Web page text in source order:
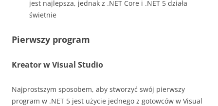
jest najlepsza, jednak z .NET Core i .NET 5 działa
świetnie
Pierwszy program
Kreator w Visual Studio
Najprostszym sposobem, aby stworzyć swój pierwszy
program w .NET 5 jest użycie jednego z gotowców w Visual